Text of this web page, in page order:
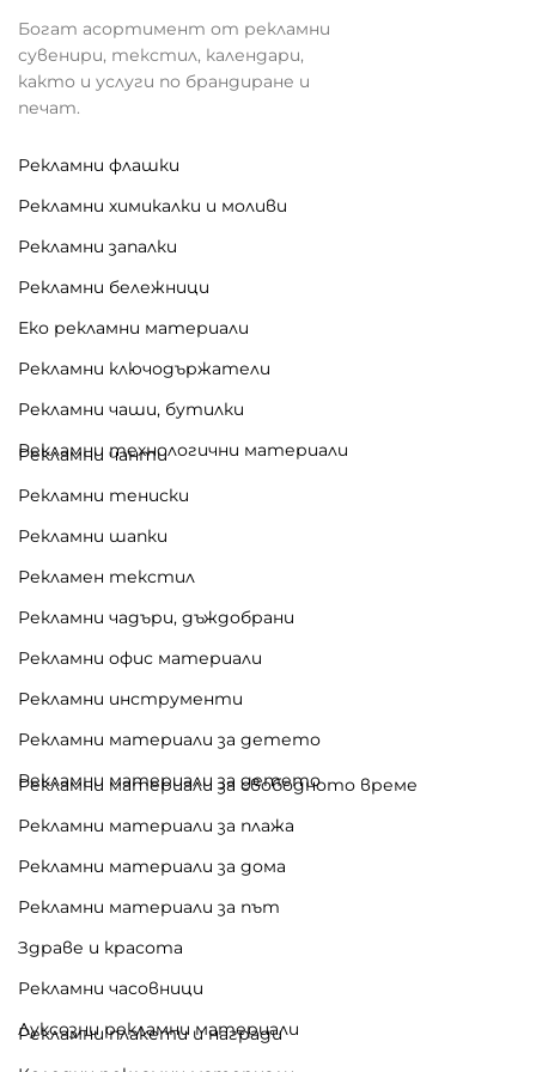
Богат асортимент от рекламни
сувенири, текстил, календари,
както и услуги по брандиране и
печат.
Рекламни флашки
Рекламни химикалки и моливи
Рекламни запалки
Рекламни бележници
Еко рекламни материали
Рекламни ключодържатели
Рекламни чаши, бутилки
Рекламни технологични материали
Рекламни чанти
Рекламни тениски
Рекламни шапки
Рекламен текстил
Рекламни чадъри, дъждобрани
Рекламни офис материали
Рекламни инструменти
Рекламни материали за детето
Рекламни материали за детето
Рекламни материали за свободното време
Рекламни материали за плажа
Рекламни материали за дома
Рекламни материали за път
Здраве и красота
Рекламни часовници
Луксозни рекламни материали
Рекламни плакети и награди